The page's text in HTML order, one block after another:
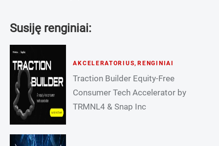
Susiję renginiai:
AKCELERATORIUS, RENGINIAI
Traction Builder Equity-Free
Consumer Tech Accelerator by
TRMNL4 & Snap Inc